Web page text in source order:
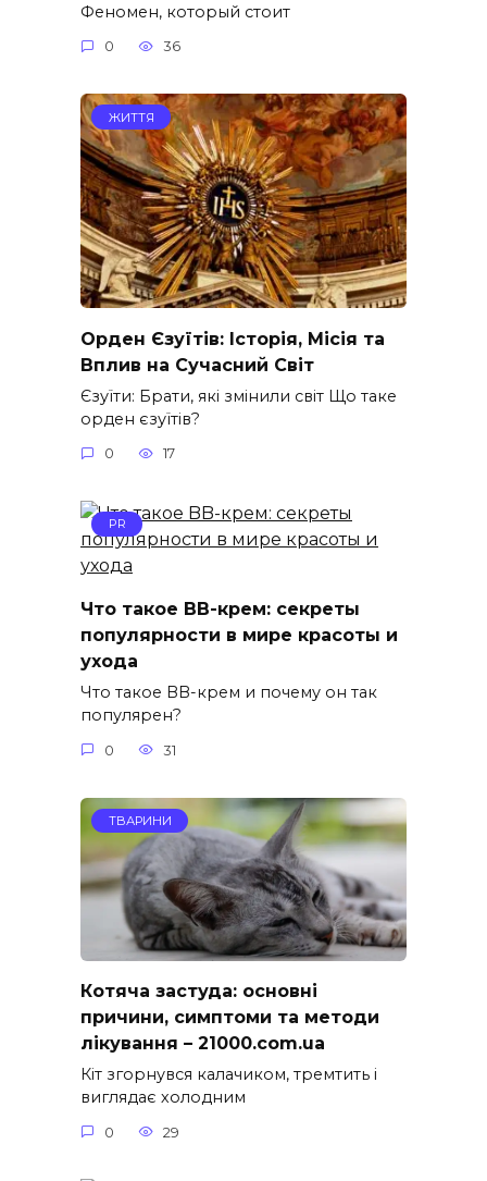
Феномен, который стоит
0 36
ЖИТТЯ
Орден Єзуїтів: Історія, Місія та
Вплив на Сучасний Світ
Єзуїти: Брати, які змінили світ Що таке
орден єзуїтів?
0 17
PR
Что такое BB-крем: секреты
популярности в мире красоты и
ухода
Что такое BB-крем и почему он так
популярен?
0 31
ТВАРИНИ
Котяча застуда: основні
причини, симптоми та методи
лікування – 21000.com.ua
Кіт згорнувся калачиком, тремтить і
виглядає холодним
0 29